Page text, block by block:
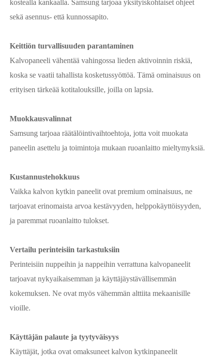
kostealla kankaalla. Samsung tarjoaa yksityiskohtaiset ohjeet
sekä asennus- että kunnossapito.
Keittiön turvallisuuden parantaminen
Kalvopaneeli vähentää vahingossa lieden aktivoinnin riskiä,
koska se vaatii tahallista kosketussyöttöä. Tämä ominaisuus on
erityisen tärkeää kotitalouksille, joilla on lapsia.
Muokkausvalinnat
Samsung tarjoaa räätälöintivaihtoehtoja, jotta voit muokata
paneelin asettelu ja toimintoja mukaan ruoanlaitto mieltymyksiä.
Kustannustehokkuus
Vaikka kalvon kytkin paneelit ovat premium ominaisuus, ne
tarjoavat erinomaista arvoa kestävyyden, helppokäyttöisyyden,
ja paremmat ruoanlaitto tulokset.
Vertailu perinteisiin tarkastuksiin
Perinteisiin nuppeihin ja nappeihin verrattuna kalvopaneelit
tarjoavat nykyaikaisemman ja käyttäjäystävällisemmän
kokemuksen. Ne ovat myös vähemmän alttiita mekaanisille
vioille.
Käyttäjän palaute ja tyytyväisyys
Käyttäjät, jotka ovat omaksuneet kalvon kytkinpaneelit